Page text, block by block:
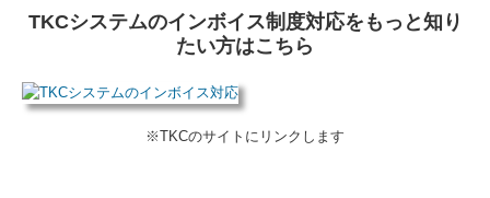
TKCシステムのインボイス制度対応をもっと知り
たい方はこちら
※TKCのサイトにリンクします